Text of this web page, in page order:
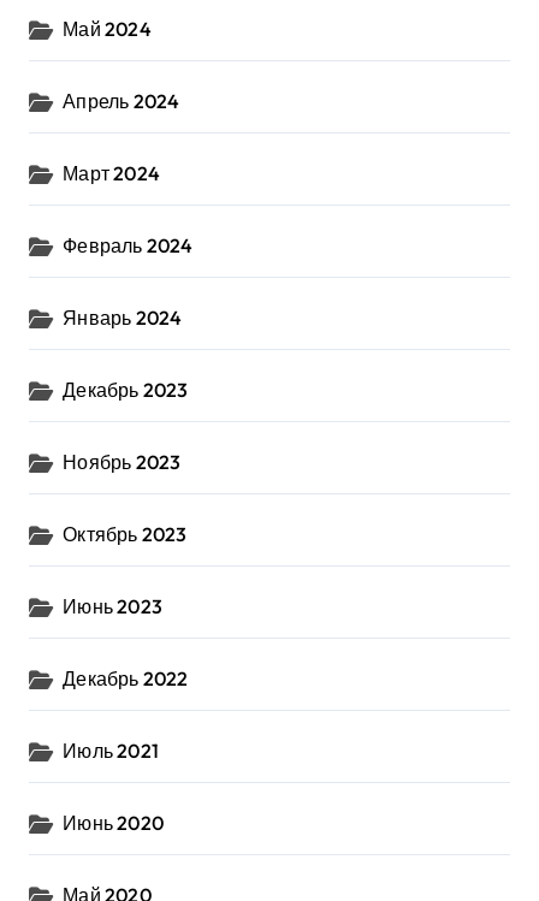
Май 2024
Апрель 2024
Март 2024
Февраль 2024
Январь 2024
Декабрь 2023
Ноябрь 2023
Октябрь 2023
Июнь 2023
Декабрь 2022
Июль 2021
Июнь 2020
Май 2020